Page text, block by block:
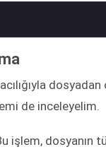
de inceleyelim.
işlem, dosyanın